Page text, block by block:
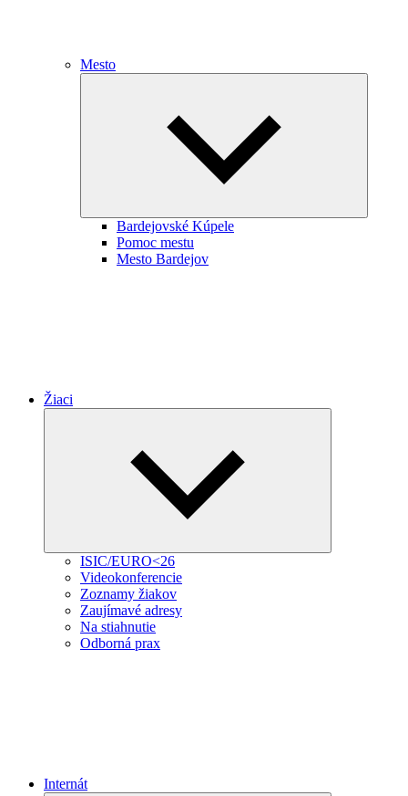
Mesto
Bardejovské Kúpele
Pomoc mestu
Mesto Bardejov
Žiaci
ISIC/EURO<26
Videokonferencie
Zoznamy žiakov
Zaujímavé adresy
Na stiahnutie
Odborná prax
Internát